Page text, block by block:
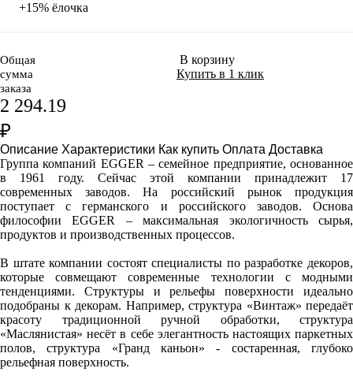
+15% ёлочка
Общая
сумма
заказа
2 294.19
₽
В корзину
Купить в 1 клик
Описание Характеристики Как купить Оплата Доставка
Группа компаний EGGER – семейное предприятие, основанное
в 1961 году. Сейчас этой компании принадлежит 17
современных заводов. На российский рынок продукция
поступает с германского и российского заводов. Основа
философии EGGER – максимальная экологичность сырья,
продуктов и производственных процессов.
В штате компании состоят специалисты по разработке декоров,
которые совмещают современные технологии с модными
тенденциями. Структуры и рельефы поверхности идеально
подобраны к декорам. Например, структура «Винтаж» передаёт
красоту традиционной ручной обработки, структура
«Маслянистая» несёт в себе элегантность настоящих паркетных
полов, структура «Гранд каньон» - состаренная, глубоко
рельефная поверхность.